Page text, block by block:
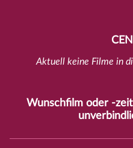
Aktuell keine Filme in
Wunschfilm oder -